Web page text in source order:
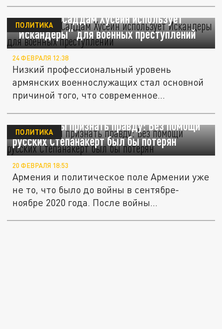
Армянский Саддам Хусейн использует
"Искандеры" для военных преступлений
ПОЛИТИКА
24 ФЕВРАЛЯ 12:38
Низкий профессиональный уровень
армянских военнослужащих стал основной
причиной того, что современное...
Мы должны признать правду: Без помощи
русских Степанакерт был бы потерян
ПОЛИТИКА
20 ФЕВРАЛЯ 18:53
Армения и политическое поле Армении уже
не то, что было до войны в сентябре-
ноябре 2020 года. После войны...